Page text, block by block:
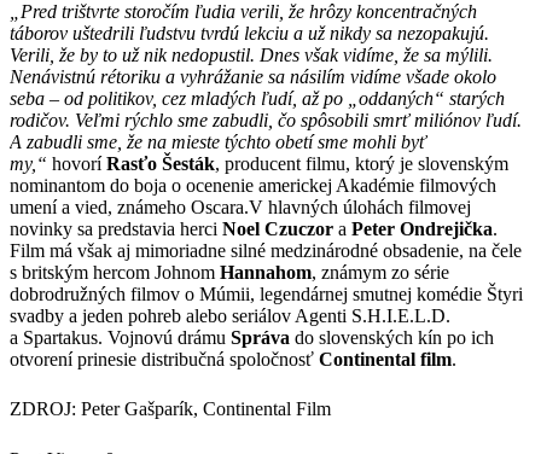
„Pred trištvrte storočím ľudia verili, že hrôzy koncentračných
táborov uštedrili ľudstvu tvrdú lekciu a už nikdy sa nezopakujú.
Verili, že by to už nik nedopustil. Dnes však vidíme, že sa mýlili.
Nenávistnú rétoriku a vyhrážanie sa násilím vidíme všade okolo
seba – od politikov, cez mladých ľudí, až po „oddaných“ starých
rodičov. Veľmi rýchlo sme zabudli, čo spôsobili smrť miliónov ľudí.
A zabudli sme, že na mieste týchto obetí sme mohli byť
my,“ hovoríRasťo Šesták, producent filmu, ktorý je slovenským
nominantom do boja o ocenenie americkej Akadémie filmových
umení a vied, známeho Oscara.V hlavných úlohách filmovej
novinky sa predstavia herci Noel Czuczor a Peter Ondrejička.
Film má však aj mimoriadne silné medzinárodné obsadenie, na čele
s britským hercom Johnom Hannahom, známym zo série
dobrodružných filmov o Múmii, legendárnej smutnej komédie Štyri
svadby a jeden pohreb alebo seriálov Agenti S.H.I.E.L.D.
a Spartakus. Vojnovú drámu Správa do slovenských kín po ich
otvorení prinesie distribučná spoločnosť Continental film.
ZDROJ: Peter Gašparík, Continental Film